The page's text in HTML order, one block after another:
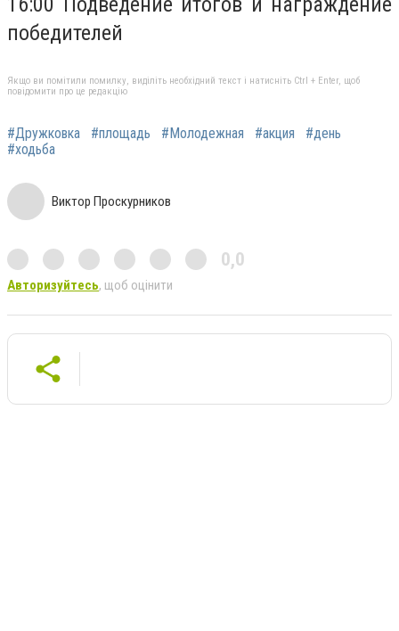
победителей
Якщо ви помітили помилку, виділіть необхідний текст і натисніть Ctrl + Enter, щоб
повідомити про це редакцію
#Дружковка #площадь #Молодежная #акция
#день
#ходьба
Виктор Проскурников
0,0
Авторизуйтесь, щоб оцінити